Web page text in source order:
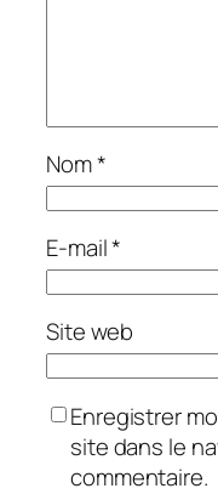
Nom*
E-mail*
Site web
Enregistrer
site dans le
commentaire.